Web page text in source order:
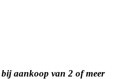
bij aankoop van 2 of meer